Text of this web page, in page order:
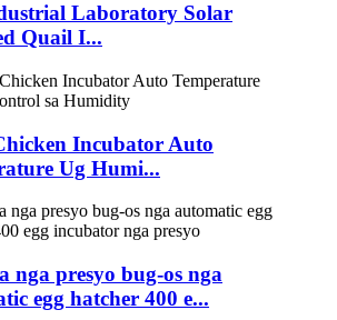
Laboratory Solar
Quail I...
Incubator Auto
Ug Humi...
nga presyo bug-os nga
egg hatcher 400 e...